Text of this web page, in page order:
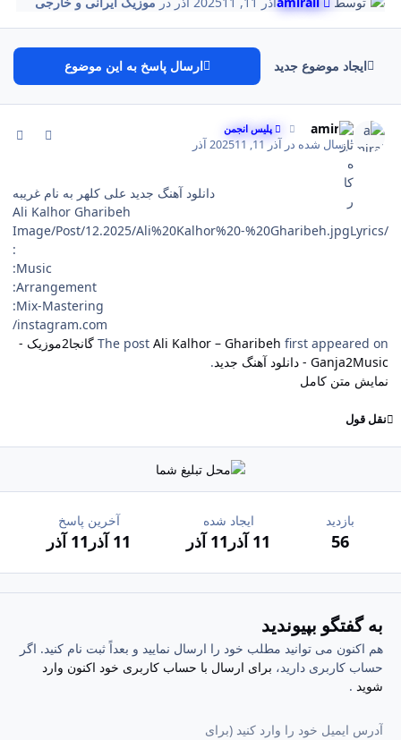
ایجاد موضوع جدید ارسال پاسخ به این موضوع
amirali پلیس انجمن
ارسال شده در آذر 11, 2025 11 آذر
دانلود آهنگ جدید علی کلهر به نام غریبه
Ali Kalhor Gharibeh
/Image/Post/12.2025/Ali%20Kalhor%20-%20Gharibeh.jpg
Lyrics
:
Music:
Arrangement:
Mix-Mastering:
instagram.com/
The post Ali Kalhor – Gharibeh first appeared on
گانجا2موزیک -
Ganja2Music - دانلود آهنگ جدید
.
نمایش متن کامل
نقل قول
بازدید
56
ایجاد شده
11 آذر 11 آذر
آخرین پاسخ
11 آذر 11 آذر
به گفتگو بپیوندید
هم اکنون می توانید مطلب خود را ارسال نمایید و بعداً ثبت نام کنید. اگر
حساب کاربری دارید، برای ارسال با حساب کاربری خود اکنون وارد
شوید .